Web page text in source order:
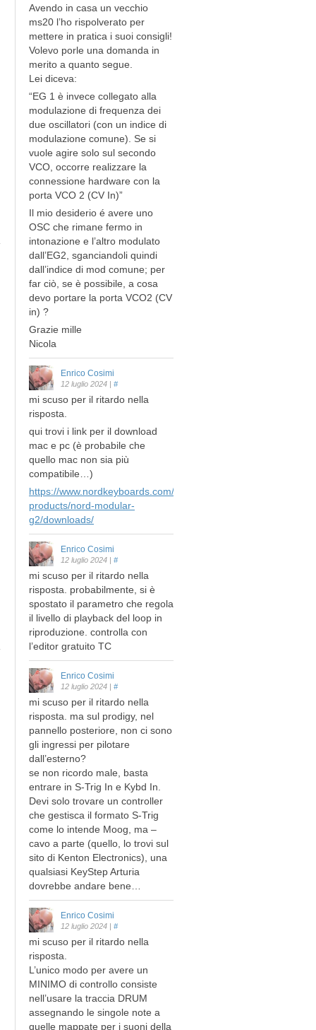
Avendo in casa un vecchio
ms20 l’ho rispolverato per
mettere in pratica i suoi consigli!
Volevo porle una domanda in
merito a quanto segue.
Lei diceva:
“EG 1 è invece collegato alla
modulazione di frequenza dei
due oscillatori (con un indice di
modulazione comune). Se si
vuole agire solo sul secondo
VCO, occorre realizzare la
connessione hardware con la
porta VCO 2 (CV In)”
Il mio desiderio é avere uno
OSC che rimane fermo in
intonazione e l’altro modulato
dall’EG2, sganciandoli quindi
dall’indice di mod comune; per
far ciò, se è possibile, a cosa
devo portare la porta VCO2 (CV
in) ?
Grazie mille
Nicola
Enrico Cosimi
12 luglio 2024 | #
mi scuso per il ritardo nella
risposta.
qui trovi i link per il download
mac e pc (è probabile che
quello mac non sia più
compatibile…)
https://www.nordkeyboards.com/legacy-
products/nord-modular-
g2/downloads/
Enrico Cosimi
12 luglio 2024 | #
mi scuso per il ritardo nella
risposta. probabilmente, si è
spostato il parametro che regola
il livello di playback del loop in
riproduzione. controlla con
l’editor gratuito TC
Enrico Cosimi
12 luglio 2024 | #
mi scuso per il ritardo nella
risposta. ma sul prodigy, nel
pannello posteriore, non ci sono
gli ingressi per pilotare
dall’esterno?
se non ricordo male, basta
entrare in S-Trig In e Kybd In.
Devi solo trovare un controller
che gestisca il formato S-Trig
come lo intende Moog, ma –
cavo a parte (quello, lo trovi sul
sito di Kenton Electronics), una
qualsiasi KeyStep Arturia
dovrebbe andare bene…
Enrico Cosimi
12 luglio 2024 | #
mi scuso per il ritardo nella
risposta.
L’unico modo per avere un
MINIMO di controllo consiste
nell’usare la traccia DRUM
assegnando le singole note a
quelle mappate per i suoni della